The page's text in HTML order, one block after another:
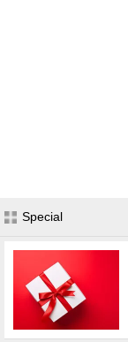
Special